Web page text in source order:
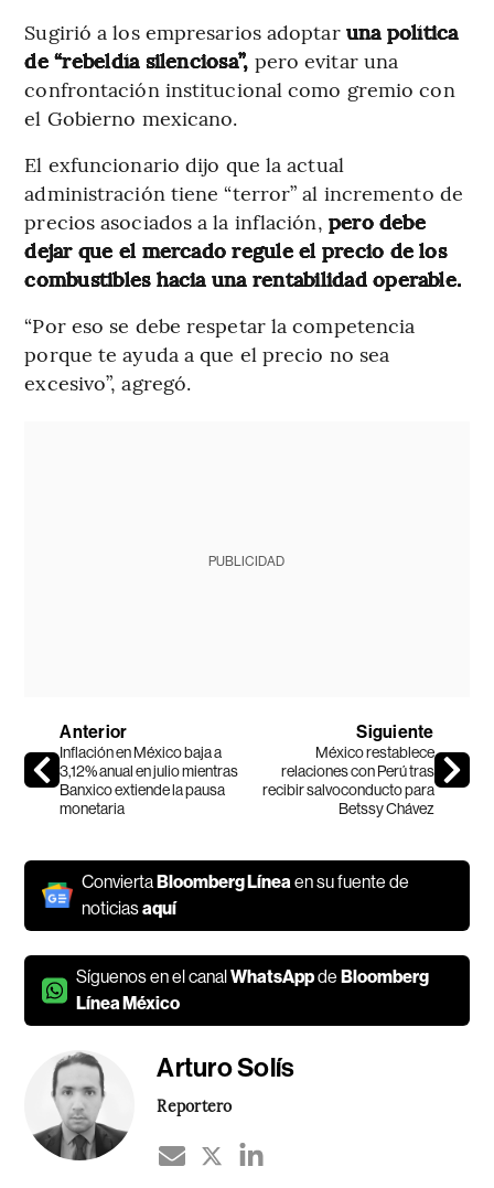
Sugirió a los empresarios adoptar una política
de “rebeldía silenciosa”, pero evitar una
confrontación institucional como gremio con
el Gobierno mexicano.
El exfuncionario dijo que la actual
administración tiene “terror” al incremento de
precios asociados a la inflación, pero debe
dejar que el mercado regule el precio de los
combustibles hacia una rentabilidad operable.
“Por eso se debe respetar la competencia
porque te ayuda a que el precio no sea
excesivo”, agregó.
PUBLICIDAD
Anterior
Inflación en México baja a
3,12% anual en julio mientras
Banxico extiende la pausa
monetaria
Siguiente
México restablece
relaciones con Perú tras
recibir salvoconducto para
Betssy Chávez
ConviertaBloomberg Línea en su fuente de
noticiasaquí
Síguenos en el canalWhatsAppdeBloomberg
Línea México
Arturo Solís
Reportero